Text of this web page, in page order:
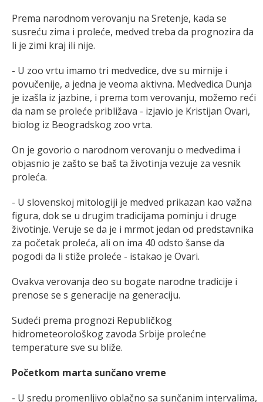
Prema narodnom verovanju na Sretenje, kada se
susreću zima i proleće, medved treba da prognozira da
li je zimi kraj ili nije.
- U zoo vrtu imamo tri medvedice, dve su mirnije i
povučenije, a jedna je veoma aktivna. Medvedica Dunja
je izašla iz jazbine, i prema tom verovanju, možemo reći
da nam se proleće približava - izjavio je Kristijan Ovari,
biolog iz Beogradskog zoo vrta.
On je govorio o narodnom verovanju o medvedima i
objasnio je zašto se baš ta životinja vezuje za vesnik
proleća.
- U slovenskoj mitologiji je medved prikazan kao važna
figura, dok se u drugim tradicijama pominju i druge
životinje. Veruje se da je i mrmot jedan od predstavnika
za početak proleća, ali on ima 40 odsto šanse da
pogodi da li stiže proleće - istakao je Ovari.
Ovakva verovanja deo su bogate narodne tradicije i
prenose se s generacije na generaciju.
Sudeći prema prognozi Republičkog
hidrometeorološkog zavoda Srbije prolećne
temperature sve su bliže.
Početkom marta sunčano vreme
- U sredu promenljivo oblačno sa sunčanim intervalima,